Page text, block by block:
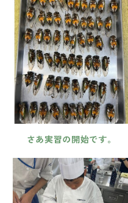
さあ実習の開始です。